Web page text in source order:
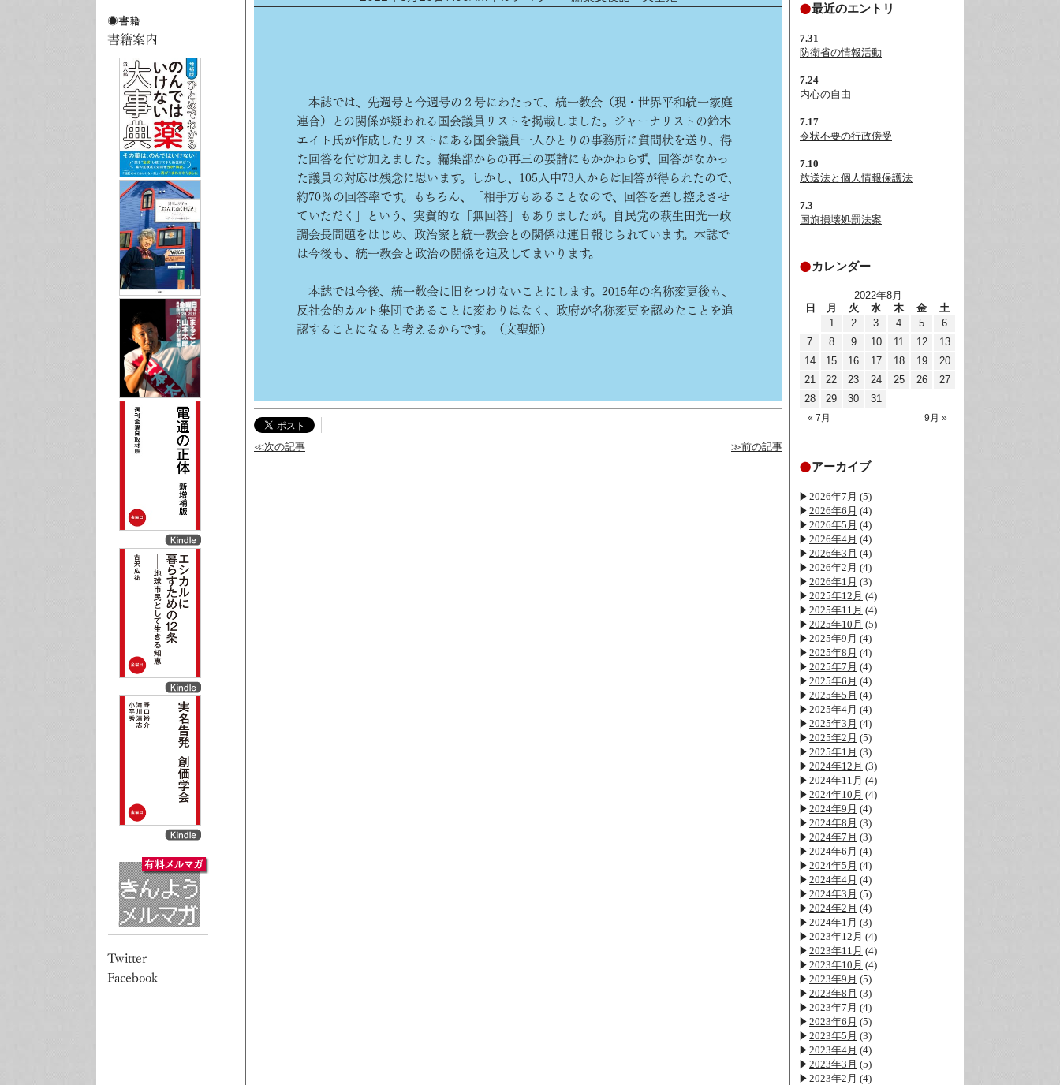
本誌では、先週号と今週号の２号にわたって、統一教会（現・世界平和統一家庭
連合）との関係が疑われる国会議員リストを掲載しました。ジャーナリストの鈴木
エイト氏が作成したリストにある国会議員一人ひとりの事務所に質問状を送り、得
た回答を付け加えました。編集部からの再三の要請にもかかわらず、回答がなかっ
た議員の対応は残念に思います。しかし、105人中73人からは回答が得られたので、
約70％の回答率です。もちろん、「相手方もあることなので、回答を差し控えさせ
ていただく」という、実質的な「無回答」もありましたが。自民党の萩生田光一政
調会長問題をはじめ、政治家と統一教会との関係は連日報じられています。本誌で
は今後も、統一教会と政治の関係を追及してまいります。
本誌では今後、統一教会に旧をつけないことにします。2015年の名称変更後も、
反社会的カルト集団であることに変わりはなく、政府が名称変更を認めたことを追
認することになると考えるからです。（文聖姫）
≪次の記事 ≫前の記事
最近のエントリ
7.31
防衛省の情報活動
7.24
内心の自由
7.17
令状不要の行政傍受
7.10
放送法と個人情報保護法
7.3
国旗損壊処罰法案
カレンダー
2022年8月
日
月 火 水 木 金 土
« 7月 9月 »
1 2 3 4 5
6
7
8 9 10 11 12
13
14
15 16 17 18 19
20
21
22 23 24 25 26
27
28
29 30 31
アーカイブ
2026年7月 (5)
2026年6月 (4)
2026年5月 (4)
2026年4月 (4)
2026年3月 (4)
2026年2月 (4)
2026年1月 (3)
2025年12月 (4)
2025年11月 (4)
2025年10月 (5)
2025年9月 (4)
2025年8月 (4)
2025年7月 (4)
2025年6月 (4)
2025年5月 (4)
2025年4月 (4)
2025年3月 (4)
2025年2月 (5)
2025年1月 (3)
2024年12月 (3)
2024年11月 (4)
2024年10月 (4)
2024年9月 (4)
2024年8月 (3)
2024年7月 (3)
2024年6月 (4)
2024年5月 (4)
2024年4月 (4)
2024年3月 (5)
2024年2月 (4)
2024年1月 (3)
2023年12月 (4)
2023年11月 (4)
2023年10月 (4)
2023年9月 (5)
2023年8月 (3)
2023年7月 (4)
2023年6月 (5)
2023年5月 (3)
2023年4月 (4)
2023年3月 (5)
2023年2月 (4)